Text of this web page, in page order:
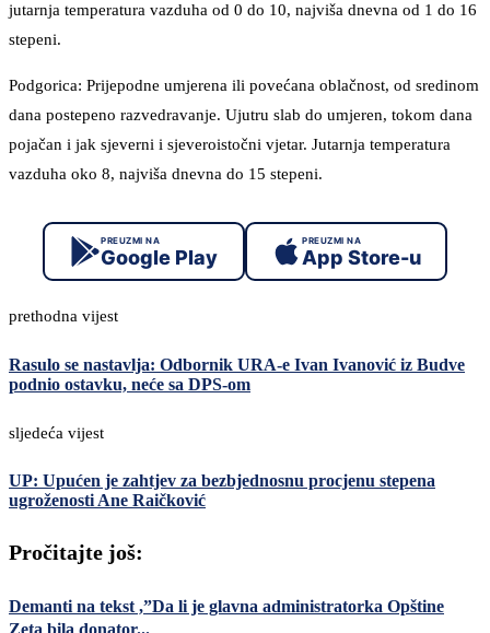
jutarnja temperatura vazduha od 0 do 10, najviša dnevna od 1 do 16
stepeni.
Podgorica: Prijepodne umjerena ili povećana oblačnost, od sredinom
dana postepeno razvedravanje. Ujutru slab do umjeren, tokom dana
pojačan i jak sjeverni i sjeveroistočni vjetar. Jutarnja temperatura
vazduha oko 8, najviša dnevna do 15 stepeni.
PREUZMI NA
Google Play
PREUZMI NA
App Store-u
prethodna vijest
Rasulo se nastavlja: Odbornik URA-e Ivan Ivanović iz Budve
podnio ostavku, neće sa DPS-om
sljedeća vijest
UP: Upućen je zahtjev za bezbjednosnu procjenu stepena
ugroženosti Ane Raičković
Pročitajte još:
Demanti na tekst ,”Da li je glavna administratorka Opštine
Zeta bila donator...